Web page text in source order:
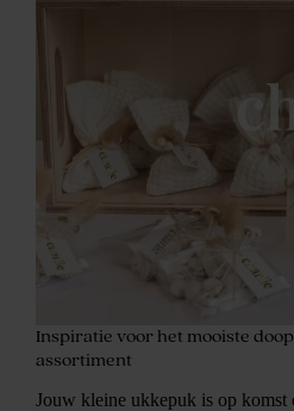
Inspiratie voor het mooiste
assortiment
Jouw kleine ukkepuk is op komst